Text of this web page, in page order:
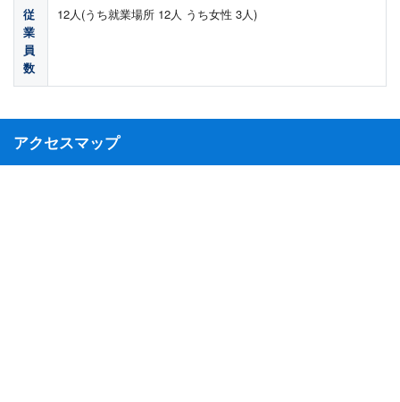
従
業
員
数
12人(うち就業場所 12人 うち女性 3人)
アクセスマップ